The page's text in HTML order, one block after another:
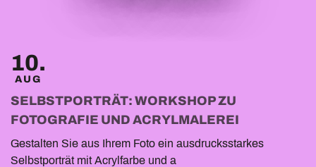
10.
AUG
SELBSTPORTRÄT: WORKSHOP ZU
FOTOGRAFIE UND ACRYLMALEREI
Gestalten Sie aus Ihrem Foto ein ausdrucksstarkes
Selbstporträt mit Acrylfarbe und a